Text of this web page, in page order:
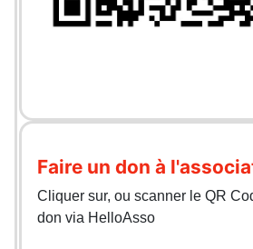
Faire un don à
Cliquer sur, ou scanner le QR
don via HelloAsso